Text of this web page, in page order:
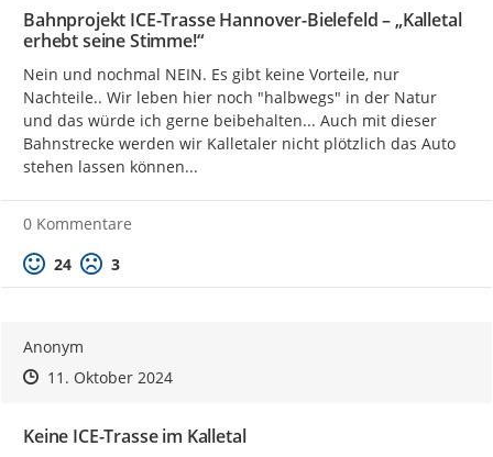
Bahnprojekt ICE-Trasse Hannover-Bielefeld – „Kalletal
erhebt seine Stimme!“
Nein und nochmal NEIN. Es gibt keine Vorteile, nur
Nachteile.. Wir leben hier noch "halbwegs" in der Natur
und das würde ich gerne beibehalten... Auch mit dieser
Bahnstrecke werden wir Kalletaler nicht plötzlich das Auto
stehen lassen können...
0 Kommentare
Positive Bewertung
24 Negative Bewertung
3
Anonym
Zeitpunkt des Erstellens
Zeitpunkt des Erstellens
11. Oktober 2024Zur Äußerung
Keine ICE-Trasse im Kalletal